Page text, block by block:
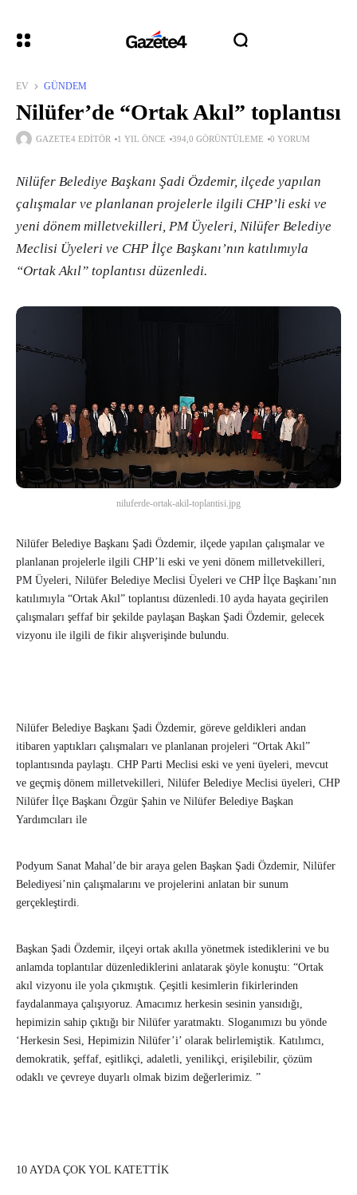
EV GÜNDEM
Nilüfer’de “Ortak Akıl” toplantısı
GAZETE4 EDITÖR 1 YIL ÖNCE 394,0 GÖRÜNTÜLEME 0 YORUM
Nilüfer Belediye Başkanı Şadi Özdemir, ilçede yapılan
çalışmalar ve planlanan projelerle ilgili CHP’li eski ve
yeni dönem milletvekilleri, PM Üyeleri, Nilüfer Belediye
Meclisi Üyeleri ve CHP İlçe Başkanı’nın katılımıyla
“Ortak Akıl” toplantısı düzenledi.
niluferde-ortak-akil-toplantisi.jpg
Nilüfer Belediye Başkanı Şadi Özdemir, ilçede yapılan çalışmalar ve
planlanan projelerle ilgili CHP’li eski ve yeni dönem milletvekilleri,
PM Üyeleri, Nilüfer Belediye Meclisi Üyeleri ve CHP İlçe Başkanı’nın
katılımıyla “Ortak Akıl” toplantısı düzenledi.10 ayda hayata geçirilen
çalışmaları şeffaf bir şekilde paylaşan Başkan Şadi Özdemir, gelecek
vizyonu ile ilgili de fikir alışverişinde bulundu.
Nilüfer Belediye Başkanı Şadi Özdemir, göreve geldikleri andan
itibaren yaptıkları çalışmaları ve planlanan projeleri “Ortak Akıl”
toplantısında paylaştı. CHP Parti Meclisi eski ve yeni üyeleri, mevcut
ve geçmiş dönem milletvekilleri, Nilüfer Belediye Meclisi üyeleri, CHP
Nilüfer İlçe Başkanı Özgür Şahin ve Nilüfer Belediye Başkan
Yardımcıları ile
Podyum Sanat Mahal’de bir araya gelen Başkan Şadi Özdemir, Nilüfer
Belediyesi’nin çalışmalarını ve projelerini anlatan bir sunum
gerçekleştirdi.
Başkan Şadi Özdemir, ilçeyi ortak akılla yönetmek istediklerini ve bu
anlamda toplantılar düzenlediklerini anlatarak şöyle konuştu: “Ortak
akıl vizyonu ile yola çıkmıştık. Çeşitli kesimlerin fikirlerinden
faydalanmaya çalışıyoruz. Amacımız herkesin sesinin yansıdığı,
hepimizin sahip çıktığı bir Nilüfer yaratmaktı. Sloganımızı bu yönde
‘Herkesin Sesi, Hepimizin Nilüfer’i’ olarak belirlemiştik. Katılımcı,
demokratik, şeffaf, eşitlikçi, adaletli, yenilikçi, erişilebilir, çözüm
odaklı ve çevreye duyarlı olmak bizim değerlerimiz. ”
10 AYDA ÇOK YOL KATETTİK